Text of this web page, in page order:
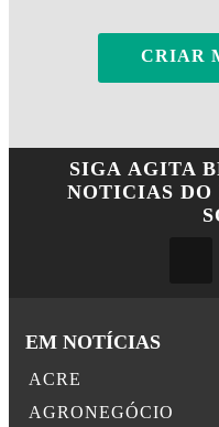
CRIAR
SIGA AGITA
NOTICIAS DO
EM NOTÍCIAS
ACRE
AGRONEGÓCIO